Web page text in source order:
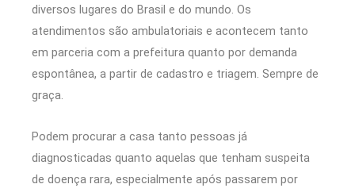
diversos lugares do Brasil e do mundo. Os
atendimentos são ambulatoriais e acontecem tanto
em parceria com a prefeitura quanto por demanda
espontânea, a partir de cadastro e triagem. Sempre de
graça.
Podem procurar a casa tanto pessoas já
diagnosticadas quanto aquelas que tenham suspeita
de doença rara, especialmente após passarem por